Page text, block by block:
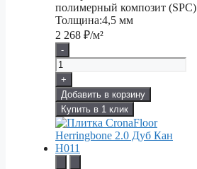
полимерный композит (SPC)
Толщина:4,5 мм
2 268 ₽/м²
-
+
Добавить в корзину
Купить в 1 клик